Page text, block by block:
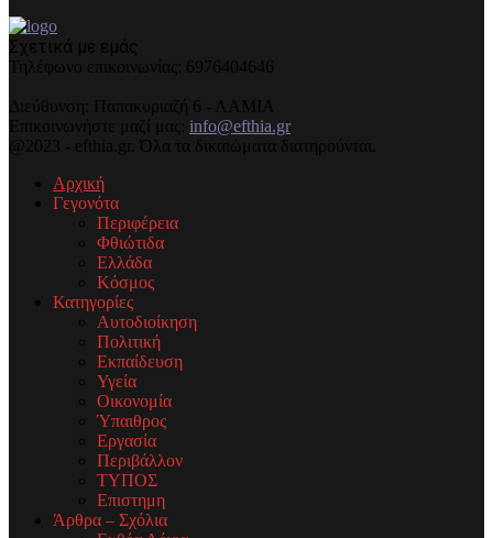
Σχετικά με εμάς
Τηλέφωνo επικοινωνίας: 6976404646
Διεύθυνση: Παπακυριαζή 6 - ΛΑΜΙΑ
Επικοινωνήστε μαζί μας: info@efthia.gr
@2023 - efthia.gr. Όλα τα δικαιώματα διατηρούνται.
Αρχική
Γεγονότα
Περιφέρεια
Φθιώτιδα
Ελλάδα
Κόσμος
Κατηγορίες
Αυτοδιοίκηση
Πολιτική
Εκπαίδευση
Υγεία
Οικονομία
Ύπαιθρος
Εργασία
Περιβάλλον
ΤΥΠΟΣ
Επιστημη
Άρθρα – Σχόλια